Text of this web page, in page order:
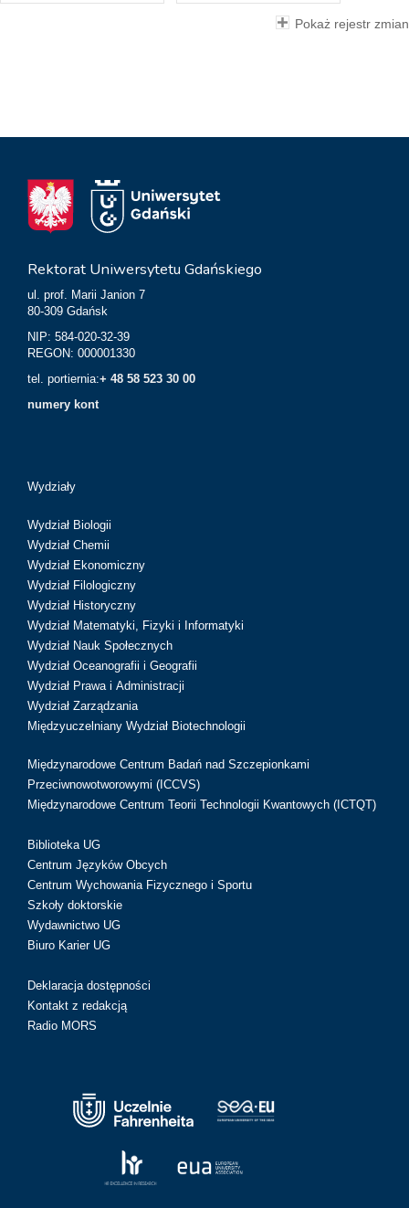
Pokaż rejestr zmian
Rektorat Uniwersytetu Gdańskiego
ul. prof. Marii Janion 7
80-309 Gdańsk
NIP: 584-020-32-39
REGON: 000001330
tel. portiernia:+ 48 58 523 30 00
numery kont
Wydziały
Wydział Biologii
Wydział Chemii
Wydział Ekonomiczny
Wydział Filologiczny
Wydział Historyczny
Wydział Matematyki, Fizyki i Informatyki
Wydział Nauk Społecznych
Wydział Oceanografii i Geografii
Wydział Prawa i Administracji
Wydział Zarządzania
Międzyuczelniany Wydział Biotechnologii
Międzynarodowe Centrum Badań nad Szczepionkami
Przeciwnowotworowymi (ICCVS)
Międzynarodowe Centrum Teorii Technologii Kwantowych (ICTQT)
Biblioteka UG
Centrum Języków Obcych
Centrum Wychowania Fizycznego i Sportu
Szkoły doktorskie
Wydawnictwo UG
Biuro Karier UG
Deklaracja dostępności
Kontakt z redakcją
Radio MORS